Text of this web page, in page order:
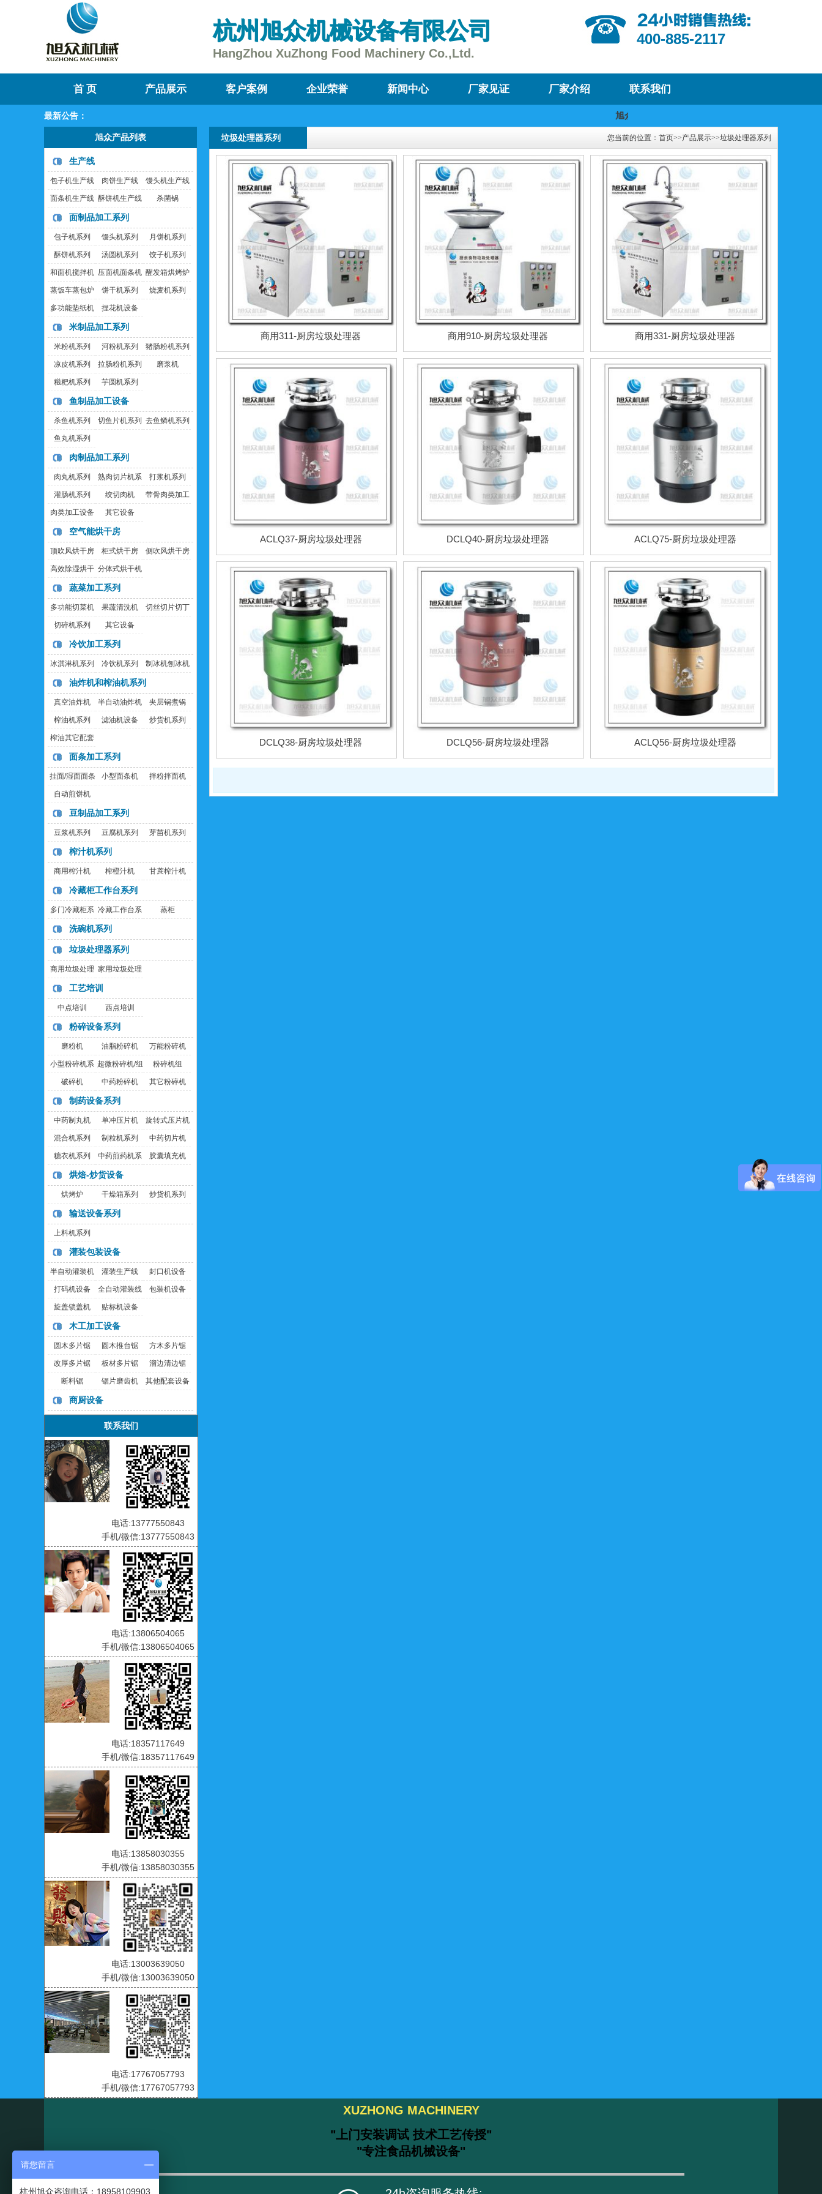
杭州旭众机械设备有限公司
HangZhou XuZhong Food Machinery Co.,Ltd.
400-885-2117
首 页 产品展示 客户案例 企业荣誉 新闻中心 厂家见证 厂家介绍 联系我们
最新公告： 旭众机械欢迎您！
旭众产品列表
生产线
包子机生产线 肉饼生产线 馒头机生产线
面条机生产线 酥饼机生产线 杀菌锅
面制品加工系列
包子机系列 馒头机系列 月饼机系列
酥饼机系列 汤圆机系列 饺子机系列
和面机搅拌机 压面机面条机 醒发箱烘烤炉
蒸饭车蒸包炉 饼干机系列 烧麦机系列
多功能垫纸机 捏花机设备
米制品加工系列
米粉机系列 河粉机系列 猪肠粉机系列
凉皮机系列 拉肠粉机系列 磨浆机
糍粑机系列 芋圆机系列
鱼制品加工设备
杀鱼机系列 切鱼片机系列 去鱼鳞机系列
鱼丸机系列
肉制品加工系列
肉丸机系列
熟肉切片机系
列
打浆机系列
灌肠机系列 绞切肉机
带骨肉类加工
肉类加工设备 其它设备
空气能烘干房
顶吹风烘干房 柜式烘干房 侧吹风烘干房
高效除湿烘干
房
分体式烘干机
蔬菜加工系列
多功能切菜机 果蔬清洗机
切丝切片切丁
切碎机系列 其它设备
冷饮加工系列
冰淇淋机系列 冷饮机系列 制冰机刨冰机
油炸机和榨油机系列
真空油炸机 半自动油炸机 夹层锅煮锅
榨油机系列 滤油机设备 炒货机系列
榨油其它配套
设备
面条加工系列
挂面/湿面面条
机
小型面条机 拌粉拌面机
自动煎饼机
豆制品加工系列
豆浆机系列 豆腐机系列 芽苗机系列
榨汁机系列
商用榨汁机 榨橙汁机 甘蔗榨汁机
冷藏柜工作台系列
多门冷藏柜系
列
冷藏工作台系
蒸柜
洗碗机系列
垃圾处理器系列
商用垃圾处理
器
家用垃圾处理
工艺培训
中点培训 西点培训
粉碎设备系列
磨粉机 油脂粉碎机 万能粉碎机
小型粉碎机系
列
超微粉碎机/组 粉碎机组
破碎机 中药粉碎机 其它粉碎机
制药设备系列
中药制丸机 单冲压片机 旋转式压片机
混合机系列 制粒机系列 中药切片机
糖衣机系列
中药煎药机系
列
胶囊填充机
烘焙-炒货设备
烘烤炉 干燥箱系列 炒货机系列
输送设备系列
上料机系列
灌装包装设备
半自动灌装机 灌装生产线 封口机设备
打码机设备 全自动灌装线 包装机设备
旋盖锁盖机 贴标机设备
木工加工设备
圆木多片锯 圆木推台锯 方木多片锯
改厚多片锯 板材多片锯 溜边清边锯
断料锯 锯片磨齿机 其他配套设备
商厨设备
联系我们
电话:13777550843
手机/微信:13777550843
电话:13806504065
手机/微信:13806504065
电话:18357117649
手机/微信:18357117649
电话:13858030355
手机/微信:13858030355
电话:13003639050
手机/微信:13003639050
电话:17767057793
手机/微信:17767057793
您当前的位置： 首页>>产品展示>>垃圾处理器系列
垃圾处理器系列
商用311-厨房垃圾处理器 商用910-厨房垃圾处理器 商用331-厨房垃圾处理器
ACLQ37-厨房垃圾处理器 DCLQ40-厨房垃圾处理器 ACLQ75-厨房垃圾处理器
DCLQ38-厨房垃圾处理器 DCLQ56-厨房垃圾处理器 ACLQ56-厨房垃圾处理器
XUZHONG MACHINERY
"上门安装调试 技术工艺传授"
"专注食品机械设备"
请您留言
杭州旭众咨询电话：18958109903